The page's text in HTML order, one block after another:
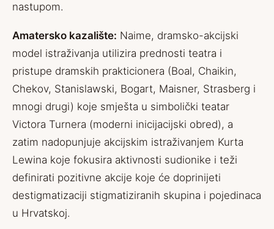
nastupom.
Amatersko kazalište: Naime, dramsko-akcijski
model istraživanja utilizira prednosti teatra i
pristupe dramskih prakticionera (Boal, Chaikin,
Chekov, Stanislawski, Bogart, Maisner, Strasberg i
mnogi drugi) koje smješta u simbolički teatar
Victora Turnera (moderni inicijacijski obred), a
zatim nadopunjuje akcijskim istraživanjem Kurta
Lewina koje fokusira aktivnosti sudionike i teži
definirati pozitivne akcije koje će doprinijeti
destigmatizaciji stigmatiziranih skupina i pojedinaca
u Hrvatskoj.